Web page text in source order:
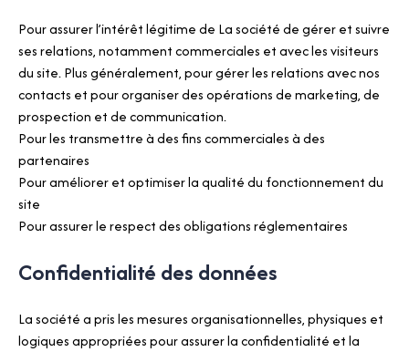
Pour assurer l’intérêt légitime de La société de gérer et suivre
ses relations, notamment commerciales et avec les visiteurs
du site. Plus généralement, pour gérer les relations avec nos
contacts et pour organiser des opérations de marketing, de
prospection et de communication.
Pour les transmettre à des fins commerciales à des
partenaires
Pour améliorer et optimiser la qualité du fonctionnement du
site
Pour assurer le respect des obligations réglementaires
Confidentialité des données
La société a pris les mesures organisationnelles, physiques et
logiques appropriées pour assurer la confidentialité et la